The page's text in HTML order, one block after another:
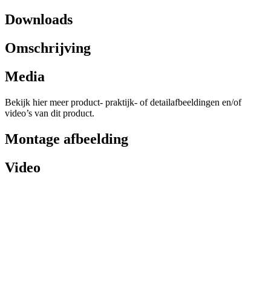
Downloads
Omschrijving
Media
Bekijk hier meer product- praktijk- of detailafbeeldingen en/of
video’s van dit product.
Montage afbeelding
Video